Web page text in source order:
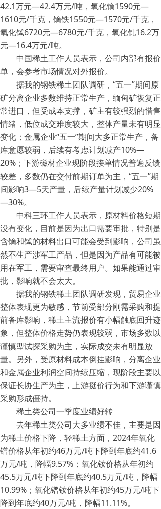
42.1万元—42.4万元/吨，氧化镝1590元—
1610元/千克，镝铁1550元—1570元/千克，
氧化铽6720元—6780元/千克，氧化钆16.2万
元—16.4万元/吨。
中国稀土工作人员表示，公司内部有报价
单，会参考市场情况对外报价。
据我的钢铁稀土团队调研，“五一”期间原
矿分离企业多数维持正常生产，缅甸矿恢复正
常进口，但受成本支撑，矿主有较强烈的惜售
情绪，低位成交难度较大，整体产量未有明显
变化；金属企业“五一”期间大多正常生产，备
库意愿较弱，后续有考虑计划减产10%—
20%；下游磁材企业现阶段接单情况普遍反馈
较差，多数仍在交付前期订单为主，“五一”期
间影响3—5天产量，后续产量计划减少20%
—30%。
中科三环工作人员表示，原材料价格短期
没有变化，目前是因为出口需要审批，特别是
含镝和铽的材料出口可能会受到影响，公司虽
然不生产涉军工产品，但是因为产品有可能被
用在军工，需要审查最终用户。如果能通过审
批，影响就不会太大。
据我的钢铁稀土团队调研发现，贸易企业
整体表现更为敏感，节前受部分刚需采购和提
前备库影响，稀土主流报价有小幅触底回升迹
象，但整体价格走势仍表现较弱，市场多数以
谨慎型试探采购为主，实际成交未有明显放
量。另外，受原材料成本倒挂影响，分离企业
和金属企业利润空间持续压缩，现阶段主要以
保证长协生产为主，上游挺价行为和下游谨慎
采购形成僵持。
稀土类公司一季度业绩好转
去年稀土类公司大多业绩不佳，主要是因
为稀土价格下降，轻稀土方面，2024年氧化
镨价格从年初约46万元/吨下降到年底约41.6
万元/吨，降幅9.57%；氧化钕价格从年初约
45.5万元/吨下降到年底约40.5万元/吨，降幅
10.99%；氧化镨钕价格从年初约45万元/吨下
降到年底约40万元/吨，降幅11.11%。